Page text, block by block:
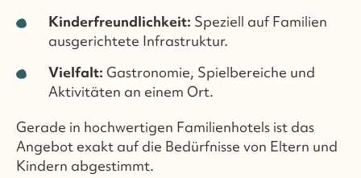
Kinderfreundlichkeit: Speziell auf Familien
ausgerichtete Infrastruktur.
Vielfalt: Gastronomie, Spielbereiche und
Aktivitäten an einem Ort.
Gerade in hochwertigen Familienhotels ist das
Angebot exakt auf die Bedürfnisse von Eltern und
Kindern abgestimmt.